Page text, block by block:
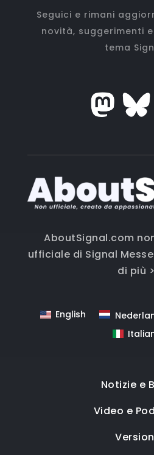
Seguici e rimani
novità, suggerimenti
tema
AboutSignal.com
ufficiale di Signal
di più >
English
Notizie e
Video e